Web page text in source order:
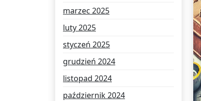
marzec 2025
luty 2025
styczeń 2025
grudzień 2024
listopad 2024
październik 2024